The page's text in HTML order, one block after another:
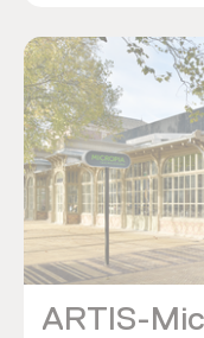
ARTIS-